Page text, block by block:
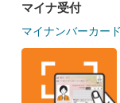
マイナ受付
マイナンバーカー